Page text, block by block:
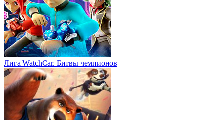
Лига WatchCar. Битвы чемпионов